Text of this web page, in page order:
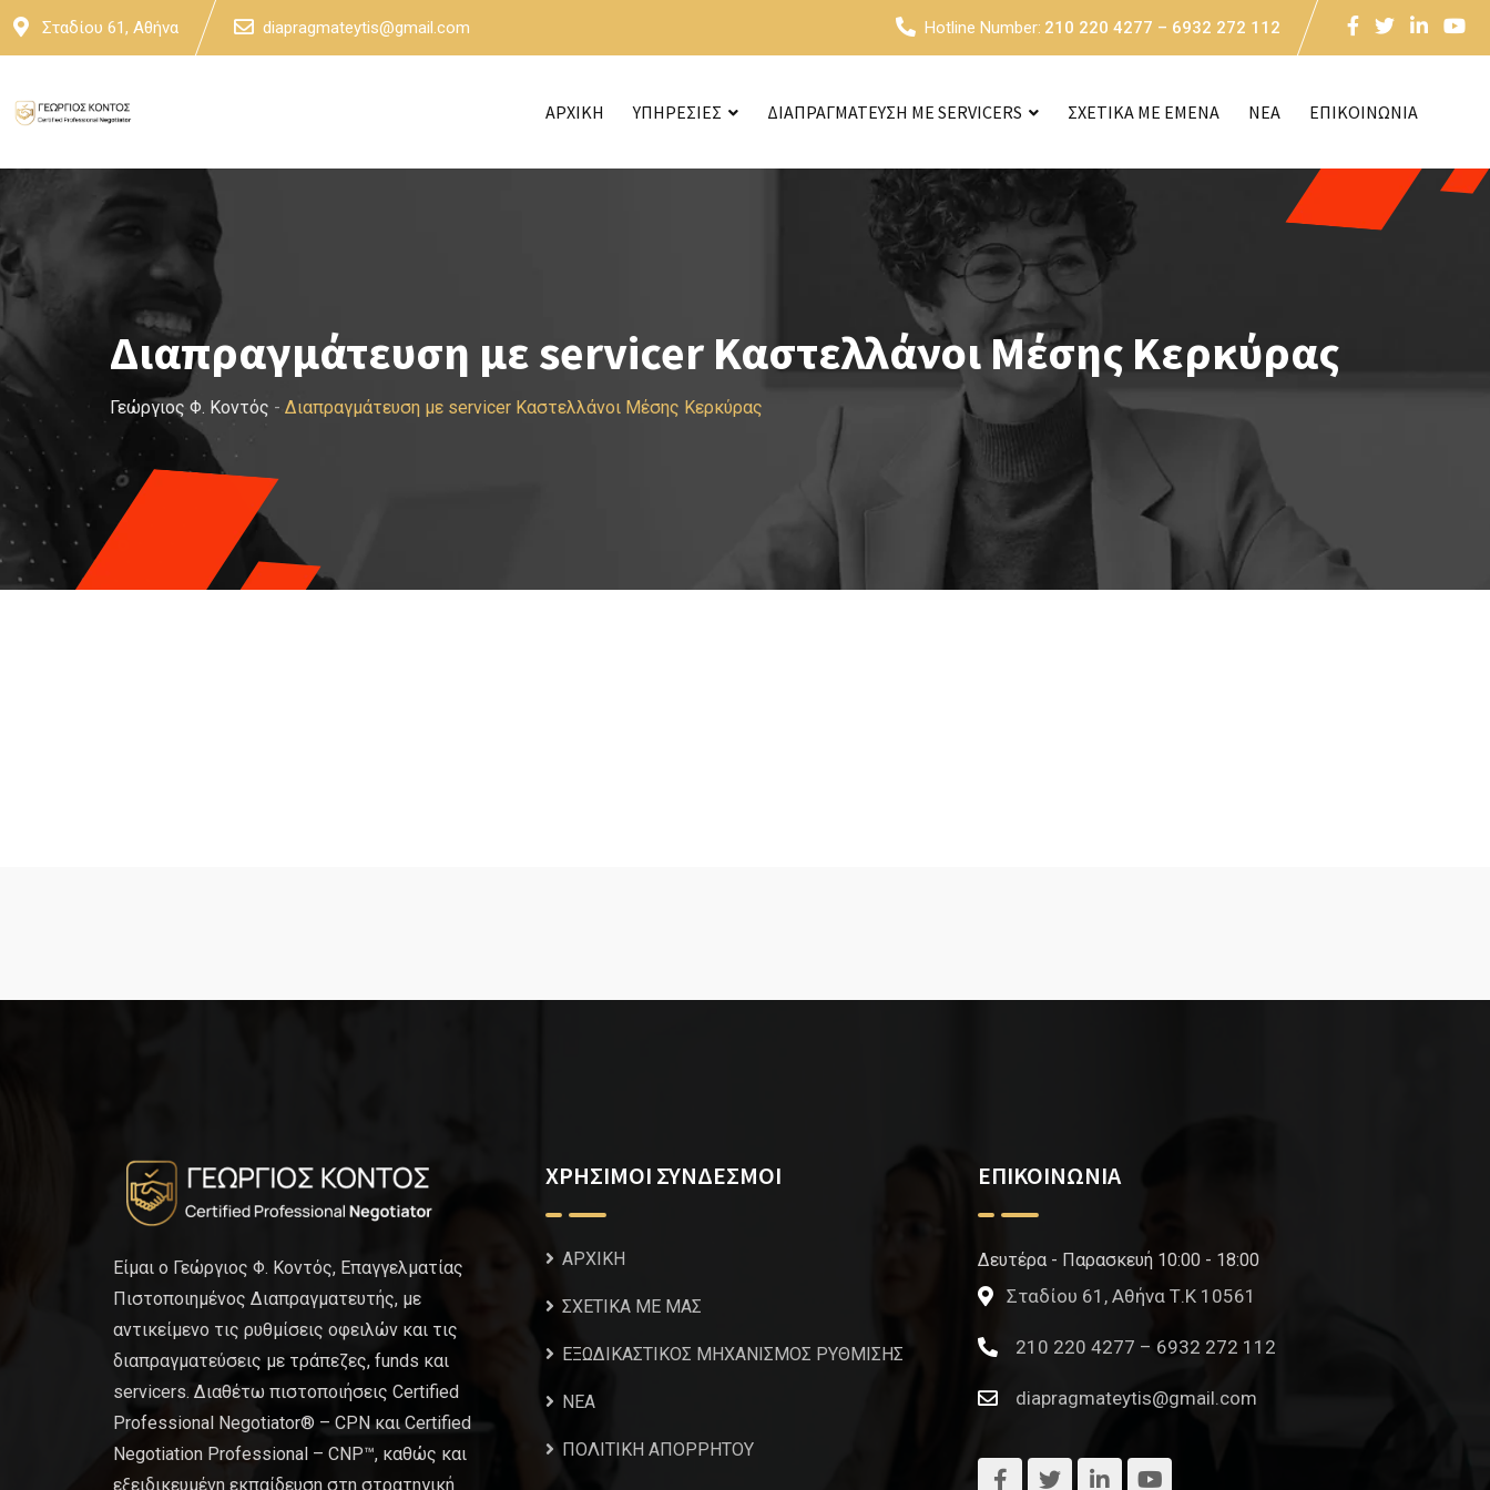
Skip
Σταδίου 61, Αθήνα diapragmateytis@gmail.com Hotline Number: 210 220 4277 – 6932 272 112
ΑΡΧΙΚΗ ΥΠΗΡΕΣΙΕΣ ΔΙΑΠΡΑΓΜΑΤΕΥΣΗ ΜΕ SERVICERS ΣΧΕΤΙΚΑ ΜΕ ΕΜΕΝΑ NEA ΕΠΙΚΟΙΝΩΝΙΑ
Διαπραγμάτευση με servicer Καστελλάνοι Μέσης Κερκύρας
Γεώργιος Φ. Κοντός - Διαπραγμάτευση με servicer Καστελλάνοι Μέσης Κερκύρας
Είμαι ο Γεώργιος Φ. Κοντός, Επαγγελματίας
Πιστοποιημένος Διαπραγματευτής, με
αντικείμενο τις ρυθμίσεις οφειλών και τις
διαπραγματεύσεις με τράπεζες, funds και
servicers. Διαθέτω πιστοποιήσεις Certified
Professional Negotiator® – CPN και Certified
Negotiation Professional – CNP™, καθώς και
εξειδικευμένη εκπαίδευση στη στρατηγική
ΧΡΗΣΙΜΟΙ ΣΥΝΔΕΣΜΟΙ
ΑΡΧΙΚΗ
ΣΧΕΤΙΚΑ ΜΕ ΜΑΣ
ΕΞΩΔΙΚΑΣΤΙΚΟΣ ΜΗΧΑΝΙΣΜΟΣ ΡΥΘΜΙΣΗΣ
NEA
ΠΟΛΙΤΙΚΗ ΑΠΟΡΡΗΤΟΥ
ΕΠΙΚΟΙΝΩΝΙΑ
Δευτέρα - Παρασκευή 10:00 - 18:00
Σταδίου 61, Αθήνα Τ.Κ 10561
210 220 4277 – 6932 272 112
diapragmateytis@gmail.com